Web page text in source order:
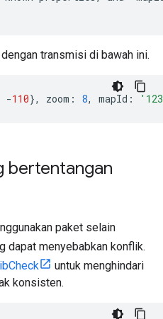
transmisi di bawah ini.
-110}, zoom : 8, mapId :
bertentangan
paket selain
dapat menyebabkan konflik.
untuk menghindari
konsisten.